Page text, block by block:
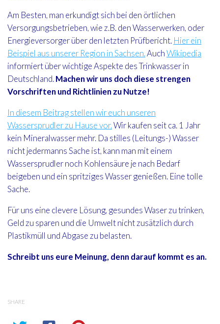
Am Besten, man erkundigt sich bei den örtlichen
Versorgungsbetrieben, wie z.B. den Wasserwerken, oder
Energieversorger über den letzten Prüfbericht. Hier ein
Beispiel aus unserer Region in Sachsen.Auch Wikipedia
informiert über wichtige Aspekte des Trinkwasser in
Deutschland. Machen wir uns doch diese strengen
Vorschriften und Richtlinien zu Nutze!
In diesem Beitrag stellen wir euch unseren
Wassersprudler zu Hause vor.Wir kaufen seit ca. 1 Jahr
kein Mineralwasser mehr. Da stilles (Leitungs-) Wasser
nicht jedermanns Sache ist, kann man mit einem
Wassersprudler noch Kohlensäure je nach Bedarf
beigeben und ein spritziges Wasser genießen. Eine tolle
Sache.
Für uns eine clevere Lösung, gesundes Waser zu trinken,
Geld zu sparen und die Umwelt nicht zusätzlich durch
Plastikmüll und Abgase zu belasten.
Schreibt uns eure Meinung, denn darauf kommt es an.
SHARE